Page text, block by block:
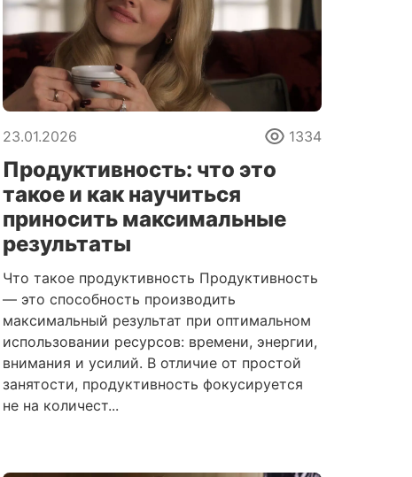
23.01.2026 1334
Продуктивность: что это
такое и как научиться
приносить максимальные
результаты
Что такое продуктивность Продуктивность
— это способность производить
максимальный результат при оптимальном
использовании ресурсов: времени, энергии,
внимания и усилий. В отличие от простой
занятости, продуктивность фокусируется
не на количест...